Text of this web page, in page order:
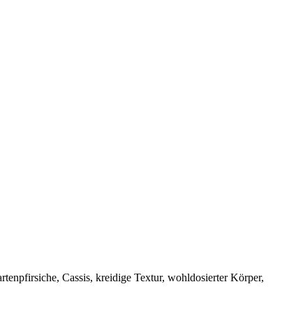
Cassis, kreidige Textur, wohldosierter Körper,